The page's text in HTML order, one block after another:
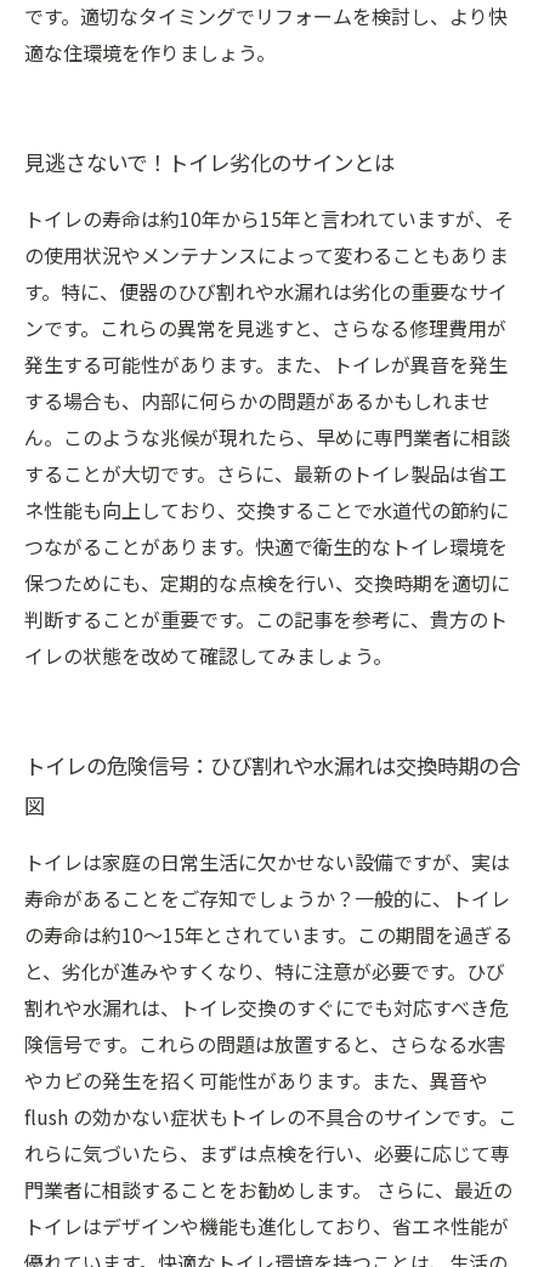
です。適切なタイミングでリフォームを検討し、より快
適な住環境を作りましょう。
見逃さないで！トイレ劣化のサインとは
トイレの寿命は約10年から15年と言われていますが、そ
の使用状況やメンテナンスによって変わることもありま
す。特に、便器のひび割れや水漏れは劣化の重要なサイ
ンです。これらの異常を見逃すと、さらなる修理費用が
発生する可能性があります。また、トイレが異音を発生
する場合も、内部に何らかの問題があるかもしれませ
ん。このような兆候が現れたら、早めに専門業者に相談
することが大切です。さらに、最新のトイレ製品は省エ
ネ性能も向上しており、交換することで水道代の節約に
つながることがあります。快適で衛生的なトイレ環境を
保つためにも、定期的な点検を行い、交換時期を適切に
判断することが重要です。この記事を参考に、貴方のト
イレの状態を改めて確認してみましょう。
トイレの危険信号：ひび割れや水漏れは交換時期の合
図
トイレは家庭の日常生活に欠かせない設備ですが、実は
寿命があることをご存知でしょうか？一般的に、トイレ
の寿命は約10〜15年とされています。この期間を過ぎる
と、劣化が進みやすくなり、特に注意が必要です。ひび
割れや水漏れは、トイレ交換のすぐにでも対応すべき危
険信号です。これらの問題は放置すると、さらなる水害
やカビの発生を招く可能性があります。また、異音や
flush の効かない症状もトイレの不具合のサインです。こ
れらに気づいたら、まずは点検を行い、必要に応じて専
門業者に相談することをお勧めします。 さらに、最近の
トイレはデザインや機能も進化しており、省エネ性能が